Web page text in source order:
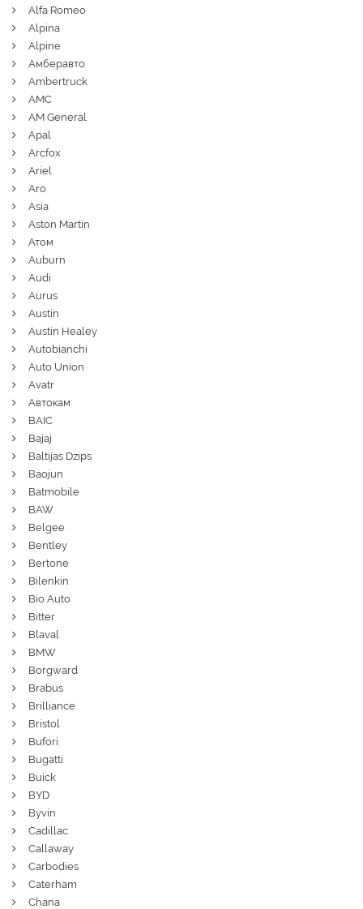
Alfa Romeo
Alpina
Alpine
Амберавто
Ambertruck
AMC
AM General
Apal
Arcfox
Ariel
Aro
Asia
Aston Martin
Атом
Auburn
Audi
Aurus
Austin
Austin Healey
Autobianchi
Auto Union
Avatr
Автокам
BAIC
Bajaj
Baltijas Dzips
Baojun
Batmobile
BAW
Belgee
Bentley
Bertone
Bilenkin
Bio Auto
Bitter
Blaval
BMW
Borgward
Brabus
Brilliance
Bristol
Bufori
Bugatti
Buick
BYD
Byvin
Cadillac
Callaway
Carbodies
Caterham
Chana